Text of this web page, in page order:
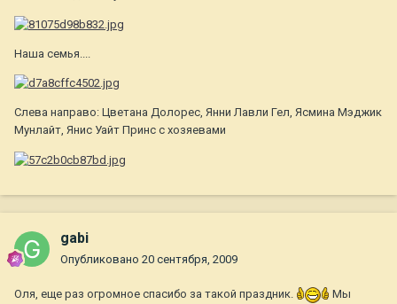
Наша семья....
Слева направо: Цветана Долорес, Янни Лавли Гел, Ясмина Мэджик
Мунлайт, Янис Уайт Принс с хозяевами
gabi
Опубликовано 20 сентября, 2009
Оля, еще раз огромное спасибо за такой праздник.
Мы